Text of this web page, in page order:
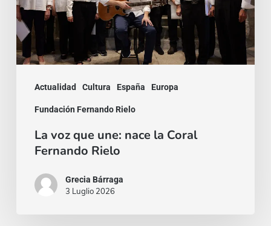
Actualidad Cultura España Europa
Fundación Fernando Rielo
la
Coral
Fernando
La voz que une: nace la Coral
Fernando Rielo
Grecia Bárraga
3 Luglio 2026